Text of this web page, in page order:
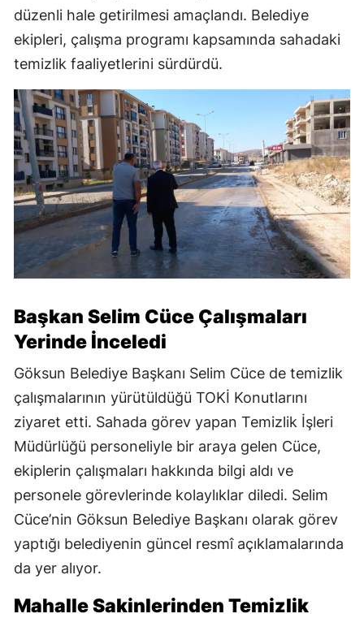
düzenli hale getirilmesi amaçlandı. Belediye
ekipleri, çalışma programı kapsamında sahadaki
temizlik faaliyetlerini sürdürdü.
Başkan Selim Cüce Çalışmaları
Yerinde İnceledi
Göksun Belediye Başkanı Selim Cüce de temizlik
çalışmalarının yürütüldüğü TOKİ Konutlarını
ziyaret etti. Sahada görev yapan Temizlik İşleri
Müdürlüğü personeliyle bir araya gelen Cüce,
ekiplerin çalışmaları hakkında bilgi aldı ve
personele görevlerinde kolaylıklar diledi. Selim
Cüce’nin Göksun Belediye Başkanı olarak görev
yaptığı belediyenin güncel resmî açıklamalarında
da yer alıyor.
Mahalle Sakinlerinden Temizlik